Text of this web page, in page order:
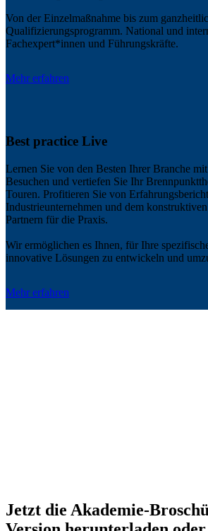
Von der Einzelmaßnahme bis zum
Qualifizierungsprogramm. National und
Fachexpert*innen und Führungskräfte.
Mehr erfahren
Best practice Live
Lernen Sie von den Besten Ihrer Branche
Besuchen und vertiefen Sie Ihr
Touren. Profitieren Sie von
Industrieunternehmen und dem
Partnern für die Praxis.
Wir ermöglichen es Ihnen, für Ihre
innovative Lösungen zu entwickeln und
Mehr erfahren
Jetzt die Akademie-